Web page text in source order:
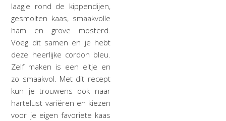
laagje rond de kippendijen,
gesmolten kaas, smaakvolle
ham en grove mosterd.
Voeg dit samen en je hebt
deze heerlijke cordon bleu.
Zelf maken is een eitje en
zo smaakvol. Met dit recept
kun je trouwens ook naar
hartelust variëren en kiezen
voor je eigen favoriete kaas